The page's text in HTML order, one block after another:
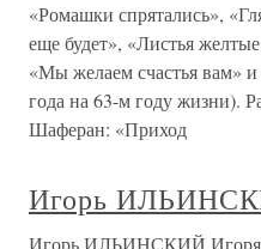
«Ромашки спрятались»,
еще будет», «Листья
«Мы желаем счастья вам» и
года на 63-м году жизни).
Шаферан: «Приход
Игорь